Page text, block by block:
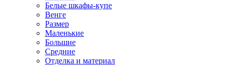
Белые шкафы-купе
Венге
Размер
Маленькие
Большие
Средние
Отделка и материал